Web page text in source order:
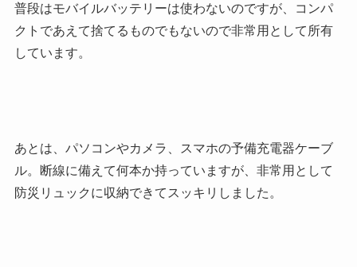
普段はモバイルバッテリーは使わないのですが、コンパ
クトであえて捨てるものでもないので非常用として所有
しています。
あとは、パソコンやカメラ、スマホの予備充電器ケーブ
ル。断線に備えて何本か持っていますが、非常用として
防災リュックに収納できてスッキリしました。